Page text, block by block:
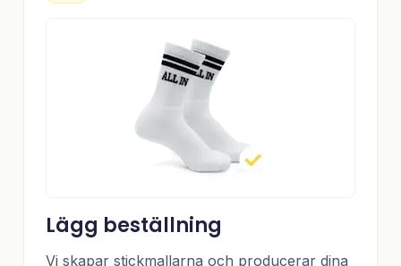
Lägg beställning
Vi skapar stickmallarna och producerar dina